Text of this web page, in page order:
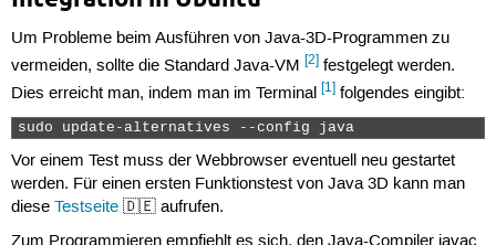
Um Probleme beim Ausführen von Java-3D-Programmen zu
vermeiden, sollte die Standard Java-VM [2]festgelegt werden.
Dies erreicht man, indem man im Terminal [1]folgendes eingibt:
sudo update-alternatives --config java
Vor einem Test muss der Webbrowser eventuell neu gestartet
werden. Für einen ersten Funktionstest von Java 3D kann man
diese Testseite🇩🇪 aufrufen.